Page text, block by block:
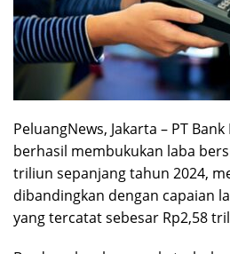
PeluangNews, Jakarta – PT
berhasil membukukan laba
triliun sepanjang tahun 2024,
dibandingkan dengan capaian
yang tercatat sebesar Rp2,58